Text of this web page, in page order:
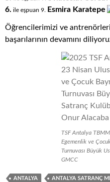
6. ile eşpuan 9. Esmira Karatepe
Öğrencilerimizi ve antrenörleri
başarılarının devamını
TSF Antalya
Egemenlik ve
Turnuvası Büyük
GMCC
ANTALYA ANTALYA SATRANÇ